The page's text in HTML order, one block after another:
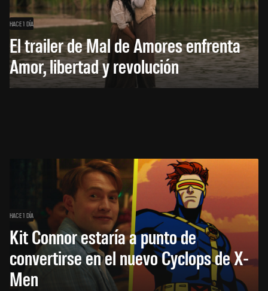
HACE 1 DÍA
El trailer de Mal de Amores enfrenta
Amor, libertad y revolución
HACE 1 DÍA
Kit Connor estaría a punto de
convertirse en el nuevo Cyclops de X-
Men